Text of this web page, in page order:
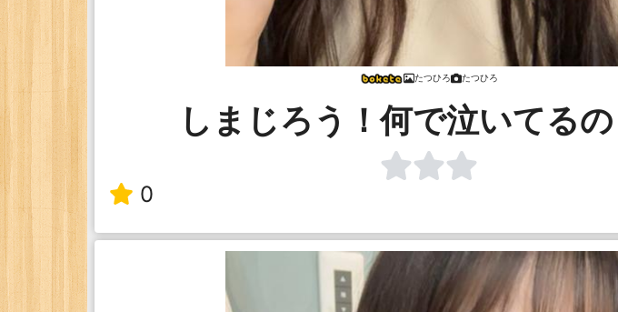
たつひろ たつひろ
しまじろう！何で泣いてるの
0